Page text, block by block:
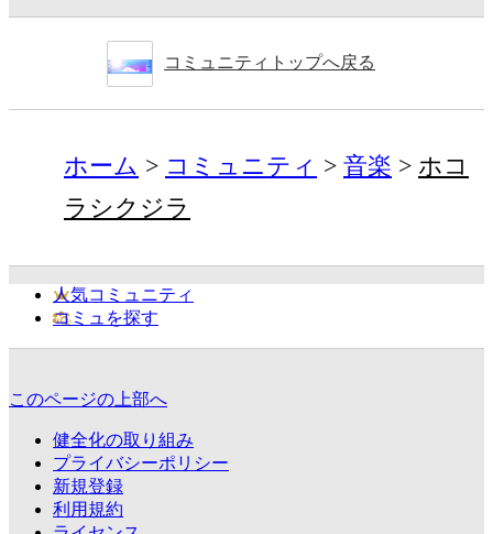
コミュニティトップへ戻る
ホーム コミュニティ 音楽
ホコ
ラシクジラ
人気コミュニティ
コミュを探す
このページの上部へ
健全化の取り組み
プライバシーポリシー
新規登録
利用規約